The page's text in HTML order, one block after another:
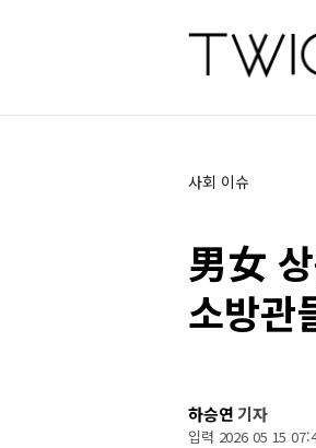
사회 이슈
男女
소방
하승연기자
입력 2026 05 15